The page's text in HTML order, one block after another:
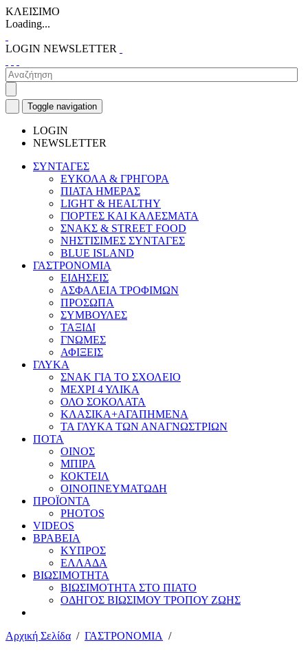
ΚΛΕΙΣΙΜΟ
Loading...
LOGIN NEWSLETTER
Toggle navigation
LOGIN
NEWSLETTER
ΣΥΝΤΑΓΕΣ
ΕΥΚΟΛΑ & ΓΡΗΓΟΡΑ
ΠΙΑΤΑ ΗΜΕΡΑΣ
LIGHT & HEALTHY
ΓΙΟΡΤΕΣ ΚΑΙ ΚΑΛΕΣΜΑΤΑ
ΣΝΑΚΣ & STREET FOOD
ΝΗΣΤΙΣΙΜΕΣ ΣΥΝΤΑΓΕΣ
BLUE ISLAND
ΓΑΣΤΡΟΝΟΜΙΑ
ΕΙΔΗΣΕΙΣ
ΑΣΦΑΛΕΙΑ ΤΡΟΦΙΜΩΝ
ΠΡΟΣΩΠΑ
ΣΥΜΒΟΥΛΕΣ
ΤΑΞΙΔΙ
ΓΝΩΜΕΣ
ΑΦΙΞΕΙΣ
ΓΛΥΚΑ
ΣΝΑΚ ΓΙΑ ΤΟ ΣΧΟΛΕΙΟ
ΜΕΧΡΙ 4 ΥΛΙΚΑ
ΟΛΟ ΣΟΚΟΛΑΤΑ
ΚΛΑΣΙΚΑ+ΑΓΑΠΗΜΕΝΑ
ΤΑ ΓΛΥΚΑ ΤΩΝ ΑΝΑΓΝΩΣΤΡΙΩΝ
ΠΟΤΑ
ΟΙΝΟΣ
ΜΠΙΡΑ
ΚΟΚΤΕΙΛ
ΟΙΝΟΠΝΕΥΜΑΤΩΔΗ
ΠΡΟΪΟΝΤΑ
PHOTOS
VIDEOS
ΒΡΑΒΕΙΑ
ΚΥΠΡΟΣ
ΕΛΛΑΔΑ
ΒΙΩΣΙΜΟΤΗΤΑ
ΒΙΩΣΙΜΟΤΗΤΑ ΣΤΟ ΠΙΑΤΟ
ΟΔΗΓΟΣ ΒΙΩΣΙΜΟΥ ΤΡΟΠΟΥ ΖΩΗΣ
Αρχική Σελίδα / ΓΑΣΤΡΟΝΟΜΙΑ /